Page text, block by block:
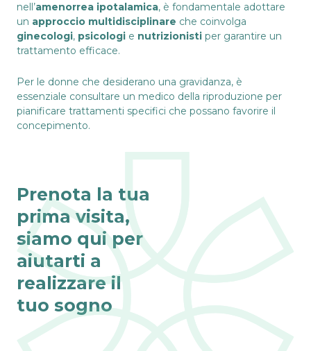
nell’amenorrea ipotalamica, è fondamentale adottare
un approccio multidisciplinare che coinvolga
ginecologi, psicologi e nutrizionisti per garantire un
trattamento efficace.
Per le donne che desiderano una gravidanza, è
essenziale consultare un medico della riproduzione per
pianificare trattamenti specifici che possano favorire il
concepimento.
Prenota la tua
prima visita,
siamo qui per
aiutarti a
realizzare il
tuo sogno